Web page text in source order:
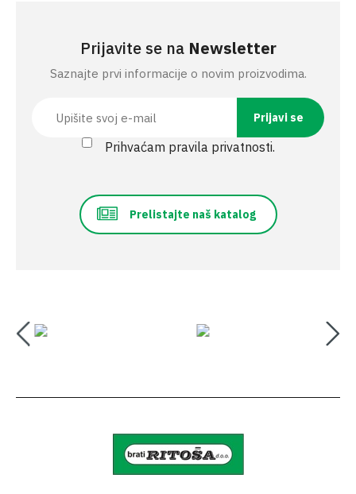
Prijavite se na Newsletter
Saznajte prvi informacije o novim proizvodima.
Prihvaćam pravila privatnosti.
Prelistajte naš katalog